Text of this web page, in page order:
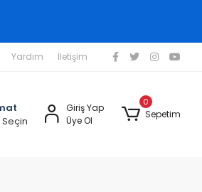
Yardım İletişim
Giriş Yap
Üye Ol
0
Sepetim